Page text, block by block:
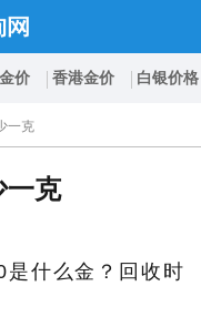
价 香港金价 白银价格
一克
一克
什么金？回收时